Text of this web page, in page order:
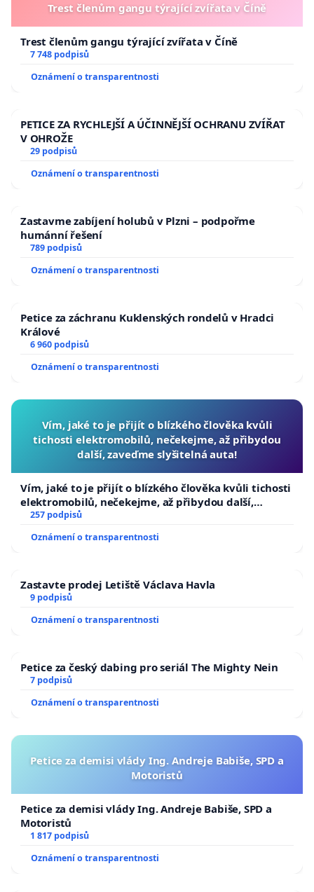
Trest členům gangu týrající zvířata v Číně
Trest členům gangu týrající zvířata v Číně
7 748 podpisů
Oznámení o transparentnosti
PETICE ZA RYCHLEJŠÍ A ÚČINNĚJŠÍ OCHRANU ZVÍŘAT
V OHROŽE
29 podpisů
Oznámení o transparentnosti
Zastavme zabíjení holubů v Plzni – podpořme
humánní řešení
789 podpisů
Oznámení o transparentnosti
Petice za záchranu Kuklenských rondelů v Hradci
Králové
6 960 podpisů
Oznámení o transparentnosti
Vím, jaké to je přijít o blízkého člověka kvůli
tichosti elektromobilů, nečekejme, až přibydou
další, zaveďme slyšitelná auta!
Vím, jaké to je přijít o blízkého člověka kvůli tichosti
elektromobilů, nečekejme, až přibydou další,
zaveďme slyšitelná auta!
257 podpisů
Oznámení o transparentnosti
Zastavte prodej Letiště Václava Havla
9 podpisů
Oznámení o transparentnosti
Petice za český dabing pro seriál The Mighty Nein
7 podpisů
Oznámení o transparentnosti
Petice za demisi vlády Ing. Andreje Babiše, SPD a
Motoristů
Petice za demisi vlády Ing. Andreje Babiše, SPD a
Motoristů
1 817 podpisů
Oznámení o transparentnosti